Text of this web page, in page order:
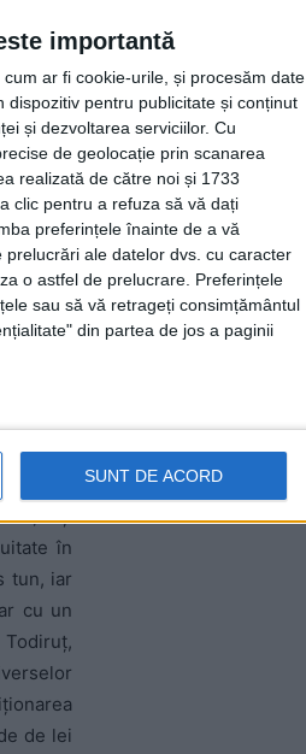
importantă
ar fi cookie-urile, și procesăm date
pentru publicitate și conținut
și dezvoltarea serviciilor. Cu
de geolocație prin scanarea
realizată de către noi și 1733
clic pentru a refuza să vă dați
preferințele înainte de a vă
ale datelor dvs. cu caracter
o astfel de prelucrare. Preferințele
sau să vă retrageți consimțământul
din partea de jos a paginii
SUNT DE ACORD
curînd
are o
cînd
gradul,
slujba
ca
şefii,
o viaţă
gabor
Poliţia
Codul
ei, de
îşi
durerii
toţi
în
tun, iar
cu un
de lei